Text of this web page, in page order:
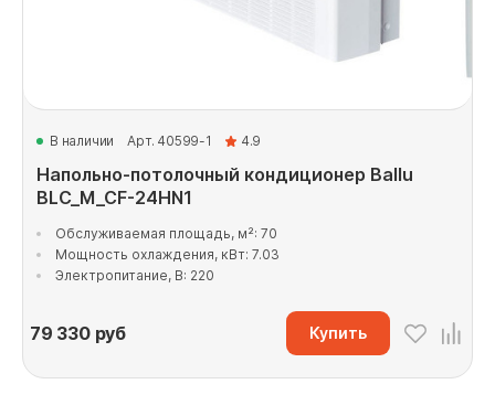
В наличии Арт. 40599-1 4.9
Напольно-потолочный кондиционер Ballu
BLC_M_CF-24HN1
Обслуживаемая площадь, м²: 70
Мощность охлаждения, кВт: 7.03
Электропитание, В: 220
79 330руб Купить